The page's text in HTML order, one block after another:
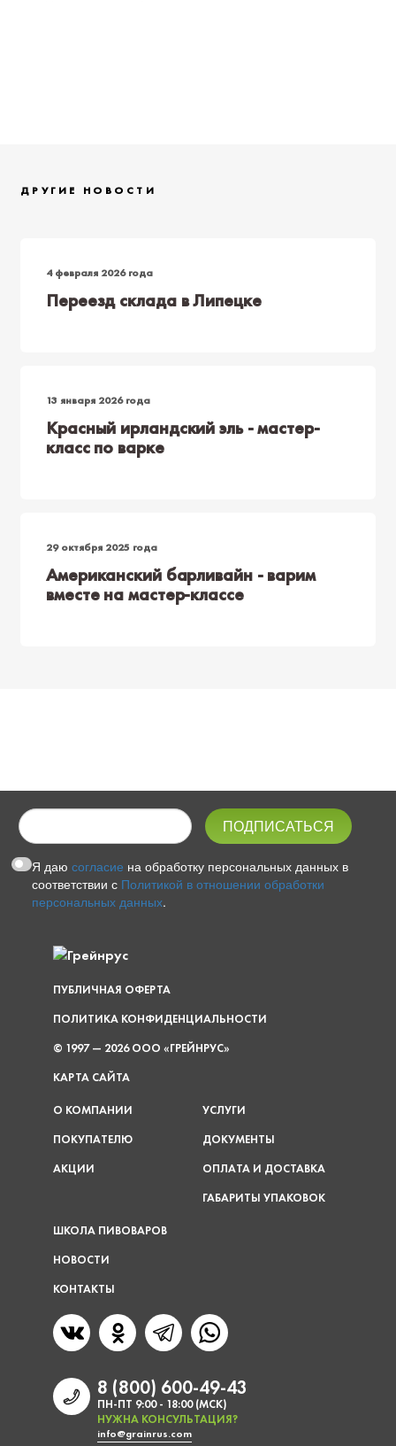
ДРУГИЕ НОВОСТИ
4 февраля 2026 года
Переезд склада в Липецке
13 января 2026 года
Красный ирландский эль - мастер-
класс по варке
29 октября 2025 года
Американский барливайн - варим
вместе на мастер-классе
Я даюсогласие на обработку персональных данных в
соответствии с Политикой в отношении обработки
персональных данных.
ПУБЛИЧНАЯ ОФЕРТА
ПОЛИТИКА КОНФИДЕНЦИАЛЬНОСТИ
© 1997 — 2026 ООО «ГРЕЙНРУС»
КАРТА САЙТА
О КОМПАНИИ
ПОКУПАТЕЛЮ
АКЦИИ
УСЛУГИ
ДОКУМЕНТЫ
ОПЛАТА И ДОСТАВКА
ГАБАРИТЫ УПАКОВОК
ШКОЛА ПИВОВАРОВ
НОВОСТИ
КОНТАКТЫ
8 (800) 600-49-43
ПН-ПТ 9:00 - 18:00 (МСК)
НУЖНА КОНСУЛЬТАЦИЯ?
info@grainrus.com